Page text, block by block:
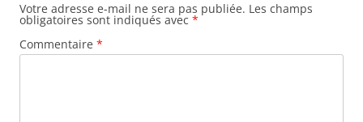
Votre adresse e-mail ne sera pas publiée. Les champs
obligatoires sont indiqués avec *
Commentaire *